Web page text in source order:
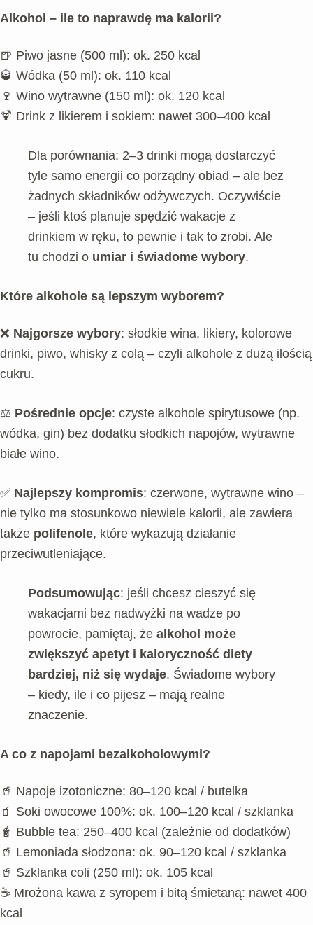
Alkohol – ile to naprawdę ma kalorii?
🍺 Piwo jasne (500 ml): ok. 250 kcal
🥃 Wódka (50 ml): ok. 110 kcal
🍷 Wino wytrawne (150 ml): ok. 120 kcal
🍹 Drink z likierem i sokiem: nawet 300–400 kcal
Dla porównania: 2–3 drinki mogą dostarczyć
tyle samo energii co porządny obiad – ale bez
żadnych składników odżywczych. Oczywiście
– jeśli ktoś planuje spędzić wakacje z
drinkiem w ręku, to pewnie i tak to zrobi. Ale
tu chodzi o umiar i świadome wybory.
Które alkohole są lepszym wyborem?
❌ Najgorsze wybory: słodkie wina, likiery, kolorowe
drinki, piwo, whisky z colą – czyli alkohole z dużą ilością
cukru.
⚖️ Pośrednie opcje: czyste alkohole spirytusowe (np.
wódka, gin) bez dodatku słodkich napojów, wytrawne
białe wino.
✅ Najlepszy kompromis: czerwone, wytrawne wino –
nie tylko ma stosunkowo niewiele kalorii, ale zawiera
także polifenole, które wykazują działanie
przeciwutleniające.
Podsumowując: jeśli chcesz cieszyć się
wakacjami bez nadwyżki na wadze po
powrocie, pamiętaj, że alkohol może
zwiększyć apetyt i kaloryczność diety
bardziej, niż się wydaje. Świadome wybory
– kiedy, ile i co pijesz – mają realne
znaczenie.
A co z napojami bezalkoholowymi?
🥤 Napoje izotoniczne: 80–120 kcal / butelka
🧃 Soki owocowe 100%: ok. 100–120 kcal / szklanka
🧋 Bubble tea: 250–400 kcal (zależnie od dodatków)
🥤 Lemoniada słodzona: ok. 90–120 kcal / szklanka
🥤 Szklanka coli (250 ml): ok. 105 kcal
☕ Mrożona kawa z syropem i bitą śmietaną: nawet 400
kcal